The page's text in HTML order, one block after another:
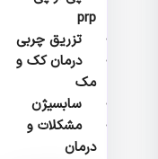
prp
تزریق چربی
درمان کک و
مک
سابسیژن
مشکلات و
درمان